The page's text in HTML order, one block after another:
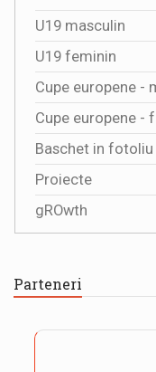
U19 masculin
U19 feminin
Cupe europene -
Cupe europene -
Baschet in fotoliu
Proiecte
gROwth
Parteneri